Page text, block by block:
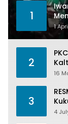
1
1
2
16
3
4